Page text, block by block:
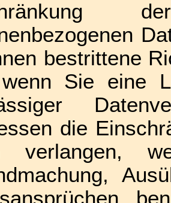
bestrittene
Sie eine
die
verlangen,